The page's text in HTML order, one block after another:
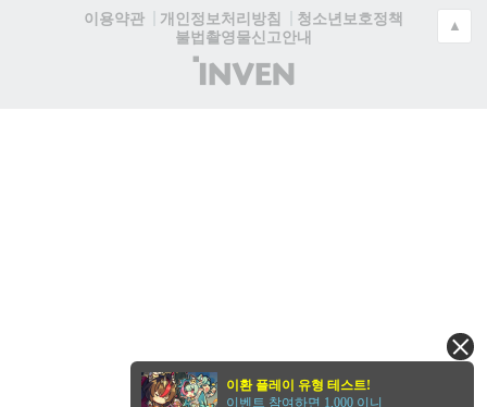
이용약관
개인정보처리방침
청소년보호정책
불법촬영물신고안내
(주)
인
▲
이환 플레이 유형 테스트!
이벤트 참여하면 1,000 이니